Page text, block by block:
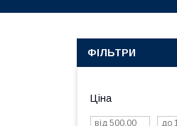
ФІЛЬТРИ
Ціна